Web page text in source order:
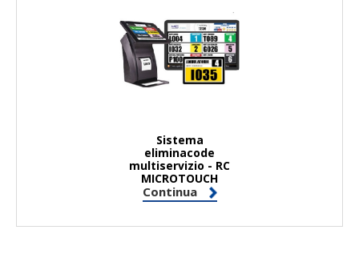
Sistema
eliminacode
multiservizio - RC
MICROTOUCH
Continua